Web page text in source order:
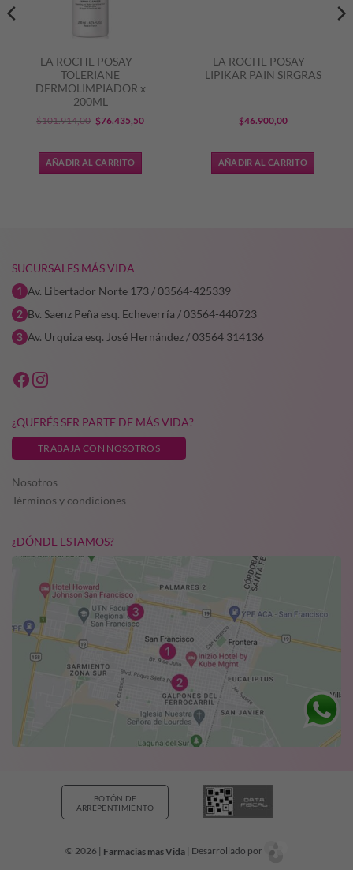
LA ROCHE POSAY –
TOLERIANE
DERMOLIMPIADOR x
200ML
$101.914,00 El
original
era:
$76.435,50El
AÑADIR AL CARRITO
LA ROCHE POSAY –
LIPIKAR PAIN SIRGRAS
$46.900,00
AÑADIR AL CARRITO
SUCURSALES MÁS VIDA
Av. Libertador Norte 173 / 03564-425339
Bv. Saenz Peña esq. Echeverría / 03564-440723
Av. Urquiza esq. José Hernández / 03564 314136
¿QUERÉS SER PARTE DE MÁS VIDA?
TRABAJA CON NOSOTROS
Nosotros
Términos y condiciones
¿DÓNDE ESTAMOS?
BOTÓN DE
ARREPENTIMIENTO
© 2026 | Farmacias mas Vida | Desarrollado por